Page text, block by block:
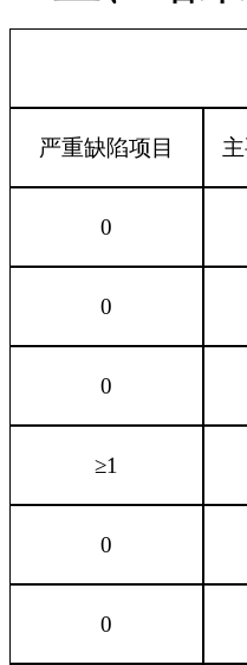
严重缺陷项目
0
0
0
≥1
0
0